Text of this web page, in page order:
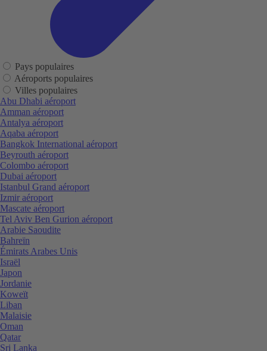
Pays populaires
Aéroports populaires
Villes populaires
Abu Dhabi aéroport
Amman aéroport
Antalya aéroport
Aqaba aéroport
Bangkok International aéroport
Beyrouth aéroport
Colombo aéroport
Dubai aéroport
Istanbul Grand aéroport
Izmir aéroport
Mascate aéroport
Tel Aviv Ben Gurion aéroport
Arabie Saoudite
Bahreïn
Émirats Arabes Unis
Israël
Japon
Jordanie
Koweït
Liban
Malaisie
Oman
Qatar
Sri Lanka